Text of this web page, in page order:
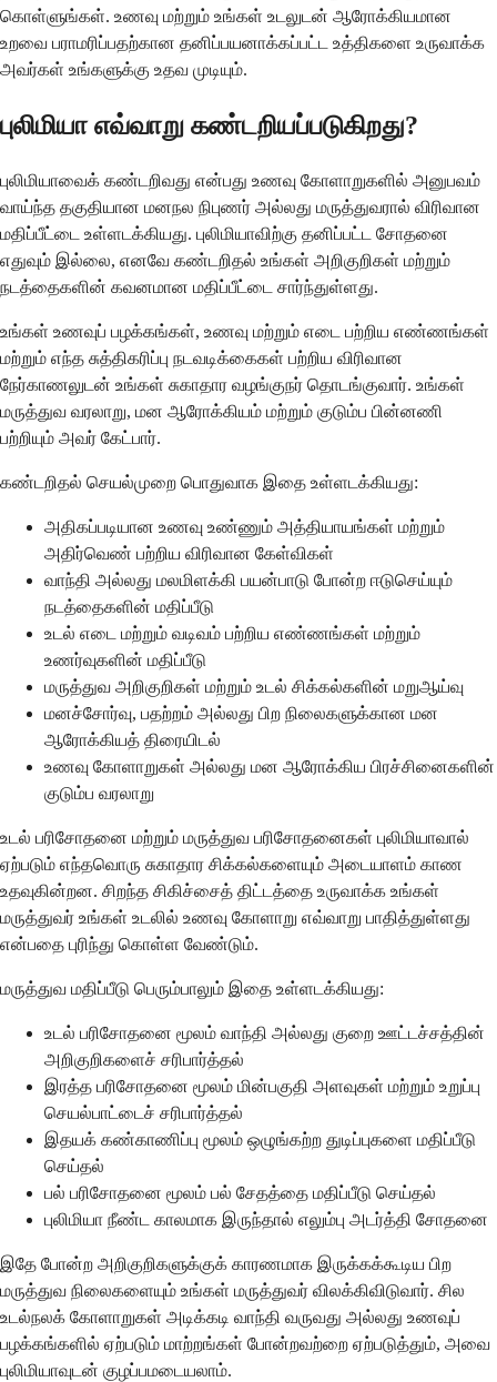
கொள்ளுங்கள். உணவு மற்றும் உங்கள் உடலுடன் ஆரோக்கியமான
உறவை பராமரிப்பதற்கான தனிப்பயனாக்கப்பட்ட உத்திகளை உருவாக்க
அவர்கள் உங்களுக்கு உதவ முடியும்.
புலிமியா எவ்வாறு கண்டறியப்படுகிறது?
புலிமியாவைக் கண்டறிவது என்பது உணவு கோளாறுகளில் அனுபவம்
வாய்ந்த தகுதியான மனநல நிபுணர் அல்லது மருத்துவரால் விரிவான
மதிப்பீட்டை உள்ளடக்கியது. புலிமியாவிற்கு தனிப்பட்ட சோதனை
எதுவும் இல்லை, எனவே கண்டறிதல் உங்கள் அறிகுறிகள் மற்றும்
நடத்தைகளின் கவனமான மதிப்பீட்டை சார்ந்துள்ளது.
உங்கள் உணவுப் பழக்கங்கள், உணவு மற்றும் எடை பற்றிய எண்ணங்கள்
மற்றும் எந்த சுத்திகரிப்பு நடவடிக்கைகள் பற்றிய விரிவான
நேர்காணலுடன் உங்கள் சுகாதார வழங்குநர் தொடங்குவார். உங்கள்
மருத்துவ வரலாறு, மன ஆரோக்கியம் மற்றும் குடும்ப பின்னணி
பற்றியும் அவர் கேட்பார்.
கண்டறிதல் செயல்முறை பொதுவாக இதை உள்ளடக்கியது:
அதிகப்படியான உணவு உண்ணும் அத்தியாயங்கள் மற்றும்
அதிர்வெண் பற்றிய விரிவான கேள்விகள்
வாந்தி அல்லது மலமிளக்கி பயன்பாடு போன்ற ஈடுசெய்யும்
நடத்தைகளின் மதிப்பீடு
உடல் எடை மற்றும் வடிவம் பற்றிய எண்ணங்கள் மற்றும்
உணர்வுகளின் மதிப்பீடு
மருத்துவ அறிகுறிகள் மற்றும் உடல் சிக்கல்களின் மறுஆய்வு
மனச்சோர்வு, பதற்றம் அல்லது பிற நிலைகளுக்கான மன
ஆரோக்கியத் திரையிடல்
உணவு கோளாறுகள் அல்லது மன ஆரோக்கிய பிரச்சினைகளின்
குடும்ப வரலாறு
உடல் பரிசோதனை மற்றும் மருத்துவ பரிசோதனைகள் புலிமியாவால்
ஏற்படும் எந்தவொரு சுகாதார சிக்கல்களையும் அடையாளம் காண
உதவுகின்றன. சிறந்த சிகிச்சைத் திட்டத்தை உருவாக்க உங்கள்
மருத்துவர் உங்கள் உடலில் உணவு கோளாறு எவ்வாறு பாதித்துள்ளது
என்பதை புரிந்து கொள்ள வேண்டும்.
மருத்துவ மதிப்பீடு பெரும்பாலும் இதை உள்ளடக்கியது:
உடல் பரிசோதனை மூலம் வாந்தி அல்லது குறை ஊட்டச்சத்தின்
அறிகுறிகளைச் சரிபார்த்தல்
இரத்த பரிசோதனை மூலம் மின்பகுதி அளவுகள் மற்றும் உறுப்பு
செயல்பாட்டைச் சரிபார்த்தல்
இதயக் கண்காணிப்பு மூலம் ஒழுங்கற்ற துடிப்புகளை மதிப்பீடு
செய்தல்
பல் பரிசோதனை மூலம் பல் சேதத்தை மதிப்பீடு செய்தல்
புலிமியா நீண்ட காலமாக இருந்தால் எலும்பு அடர்த்தி சோதனை
இதே போன்ற அறிகுறிகளுக்குக் காரணமாக இருக்கக்கூடிய பிற
மருத்துவ நிலைகளையும் உங்கள் மருத்துவர் விலக்கிவிடுவார். சில
உடல்நலக் கோளாறுகள் அடிக்கடி வாந்தி வருவது அல்லது உணவுப்
பழக்கங்களில் ஏற்படும் மாற்றங்கள் போன்றவற்றை ஏற்படுத்தும், அவை
புலிமியாவுடன் குழப்பமடையலாம்.